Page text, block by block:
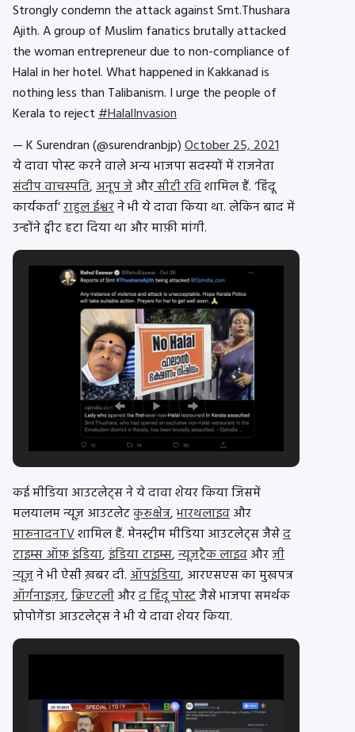
Strongly condemn the attack against Smt.Thushara
Ajith. A group of Muslim fanatics brutally attacked
the woman entrepreneur due to non-compliance of
Halal in her hotel. What happened in Kakkanad is
nothing less than Talibanism. I urge the people of
Kerala to reject#HalalInvasion
— K Surendran (@surendranbjp)October 25, 2021
ये दावा पोस्ट करने वाले अन्य भाजपा सदस्यों में राजनेता
संदीप वाचस्पति,अनूप जेऔरसीटी रविशामिल हैं. ‘हिंदू
कार्यकर्ता’राहुल ईश्वरने भी ये दावा किया था. लेकिन बाद में
उन्होंने ट्वीट हटा दिया था और माफ़ी मांगी.
कई मीडिया आउटलेट्स ने ये दावा शेयर किया जिसमें
मलयालम न्यूज़ आउटलेटकुरुक्षेत्र,भारथलाइवऔर
मारुनादनTVशामिल हैं. मेनस्ट्रीम मीडिया आउटलेट्स जैसेद
टाइम्स ऑफ़ इंडिया,इंडिया टाइम्स,न्यूज़ट्रैक लाइवऔरज़ी
न्यूज़ने भी ऐसी ख़बर दी.ऑपइंडिया, आरएसएस का मुखपत्र
ऑर्गनाइज़र,क्रिएटलीऔरद हिंदू पोस्टजैसे भाजपा समर्थक
प्रोपोगेंडा आउटलेट्स ने भी ये दावा शेयर किया.